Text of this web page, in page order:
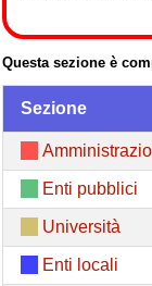
Questa sezione è
Sezione
Enti pubblici
Università
Enti locali